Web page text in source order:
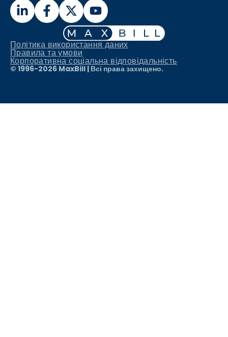
Політика використання даних
Правила та умови
Корпоративна соціальна відповідальність
© 1996-2026 MaxBill | Всі права захищено.